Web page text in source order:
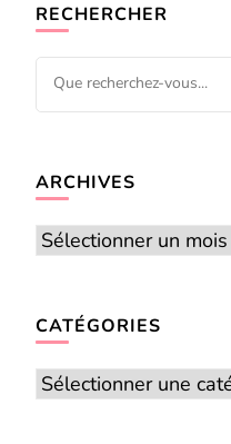
RECHERCHER
Vous
recherchiez
ARCHIVES
Archives
CATÉGORIES
Catégories